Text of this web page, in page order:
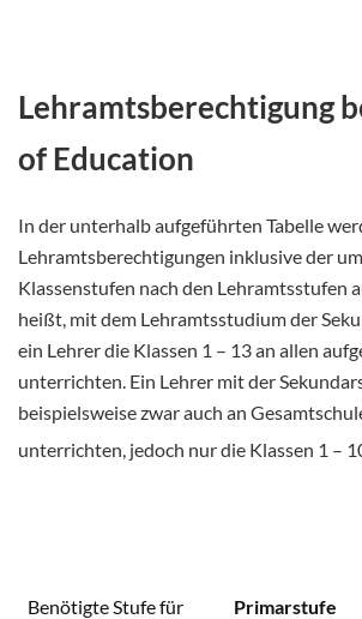
Lehramtsberechtigung
of Education
In der unterhalb aufgeführten Tabelle
Lehramtsberechtigungen inklusive der
Klassenstufen nach den Lehramtsstufen
heißt, mit dem Lehramtsstudium der
ein Lehrer die Klassen 1 – 13 an allen
unterrichten. Ein Lehrer mit der
beispielsweise zwar auch an
unterrichten, jedoch nur die Klassen 1 –
Benötigte Stufe für
Primarstufe